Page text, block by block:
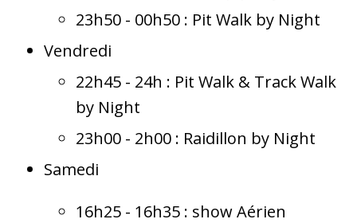
23h50 - 00h50 : Pit Walk by Night
Vendredi
22h45 - 24h : Pit Walk & Track Walk
by Night
23h00 - 2h00 : Raidillon by Night
Samedi
16h25 - 16h35 : show Aérien